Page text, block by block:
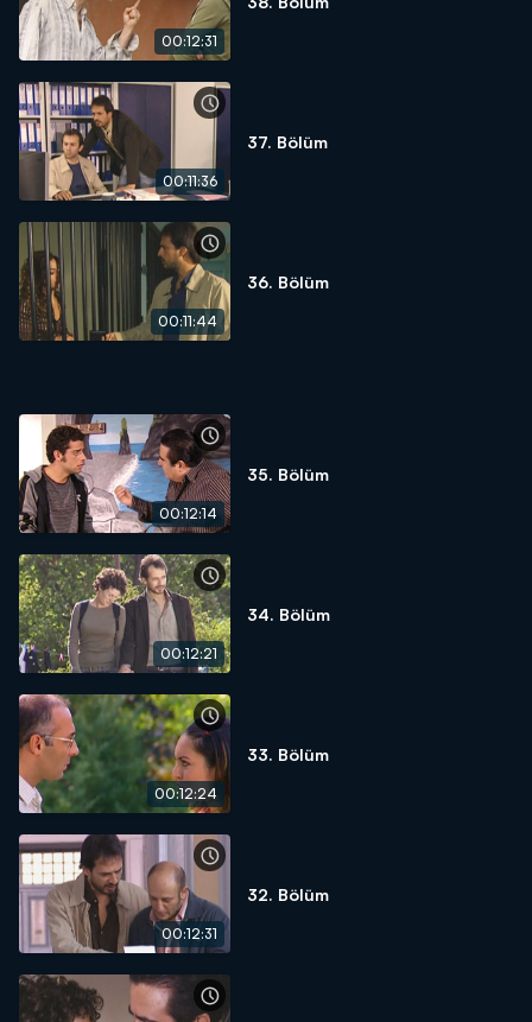
00:12:31
00:11:36
37. Bölüm
00:11:44
36. Bölüm
00:12:14
35. Bölüm
00:12:21
34. Bölüm
00:12:24
33. Bölüm
00:12:31
32. Bölüm